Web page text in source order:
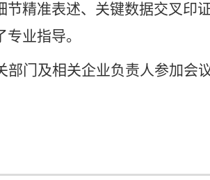
节精准表述、关键数据交叉印
业指导。
部门及相关企业负责人参加会